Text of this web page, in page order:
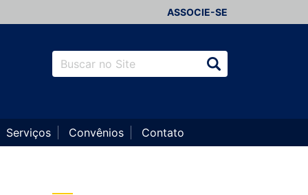
ASSOCIE-SE
Serviços Convênios Contato